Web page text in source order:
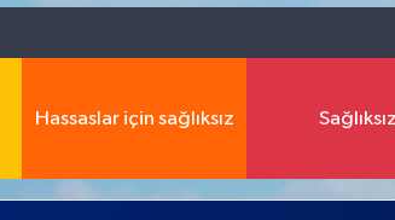
Hassaslar için sağlıksız Sağlıksız